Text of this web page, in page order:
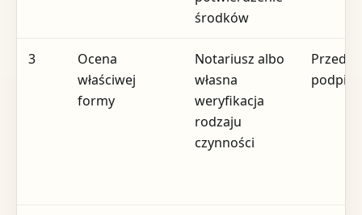
środków
3
Ocena
właściwej
formy
Notariusz albo
własna
weryfikacja
rodzaju
czynności
Przed